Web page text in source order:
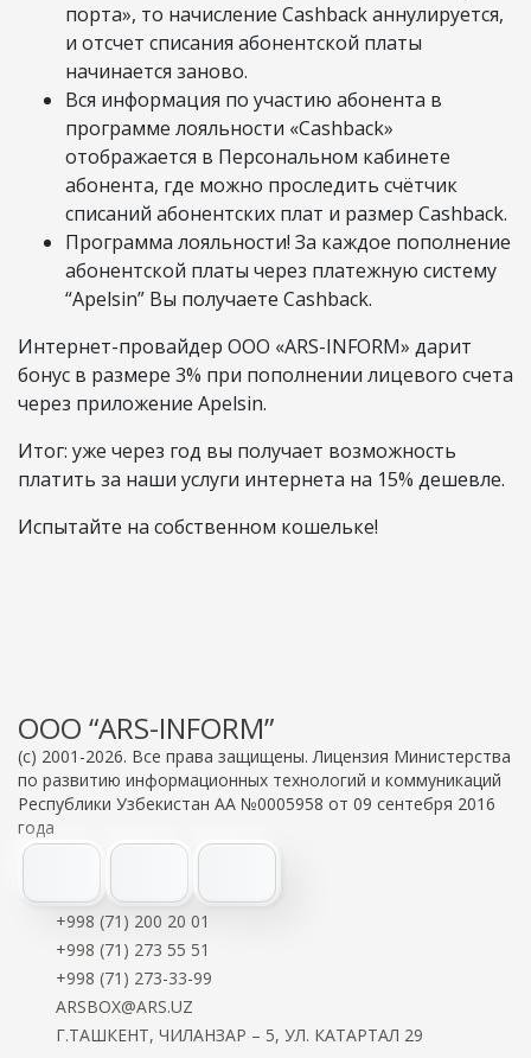
порта», то начисление Cashback аннулируется,
и отсчет списания абонентской платы
начинается заново.
Вся информация по участию абонента в
программе лояльности «Cashback»
отображается в Персональном кабинете
абонента, где можно проследить счётчик
списаний абонентских плат и размер Cashback.
Программа лояльности! За каждое пополнение
абонентской платы через платежную систему
“Apelsin” Вы получаете Cashback.
Интернет-провайдер ООО «ARS-INFORM» дарит
бонус в размере 3% при пополнении лицевого счета
через приложение Apelsin.
Итог: уже через год вы получает возможность
платить за наши услуги интернета на 15% дешевле.
Испытайте на собственном кошельке!
OOO “ARS-INFORM”
(c) 2001-2026. Все права защищены. Лицензия Министерства
по развитию информационных технологий и коммуникаций
Республики Узбекистан АА №0005958 от 09 сентебря 2016
года
+998 (71) 200 20 01
+998 (71) 273 55 51
+998 (71) 273-33-99
ARSBOX@ARS.UZ
Г.ТАШКЕНТ, ЧИЛАНЗАР – 5, УЛ. КАТАРТАЛ 29